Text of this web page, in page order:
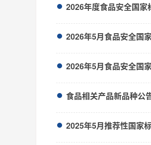
食品相关产品新品种公
2025年5月推荐性国家